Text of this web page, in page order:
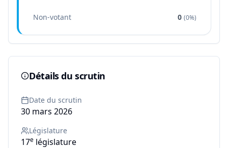
Non-votant 0 (0%)
Détails du scrutin
Date du scrutin
30 mars 2026
Législature
17e législature